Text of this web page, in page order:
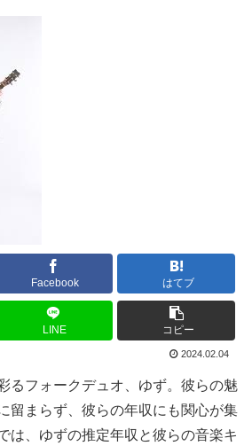
Facebook はてブ
LINE コピー
2024.02.04
るフォークデュオ、ゆず。彼らの魅
留まらず、彼らの年収にも関心が集
は、ゆずの推定年収と彼らの音楽キ